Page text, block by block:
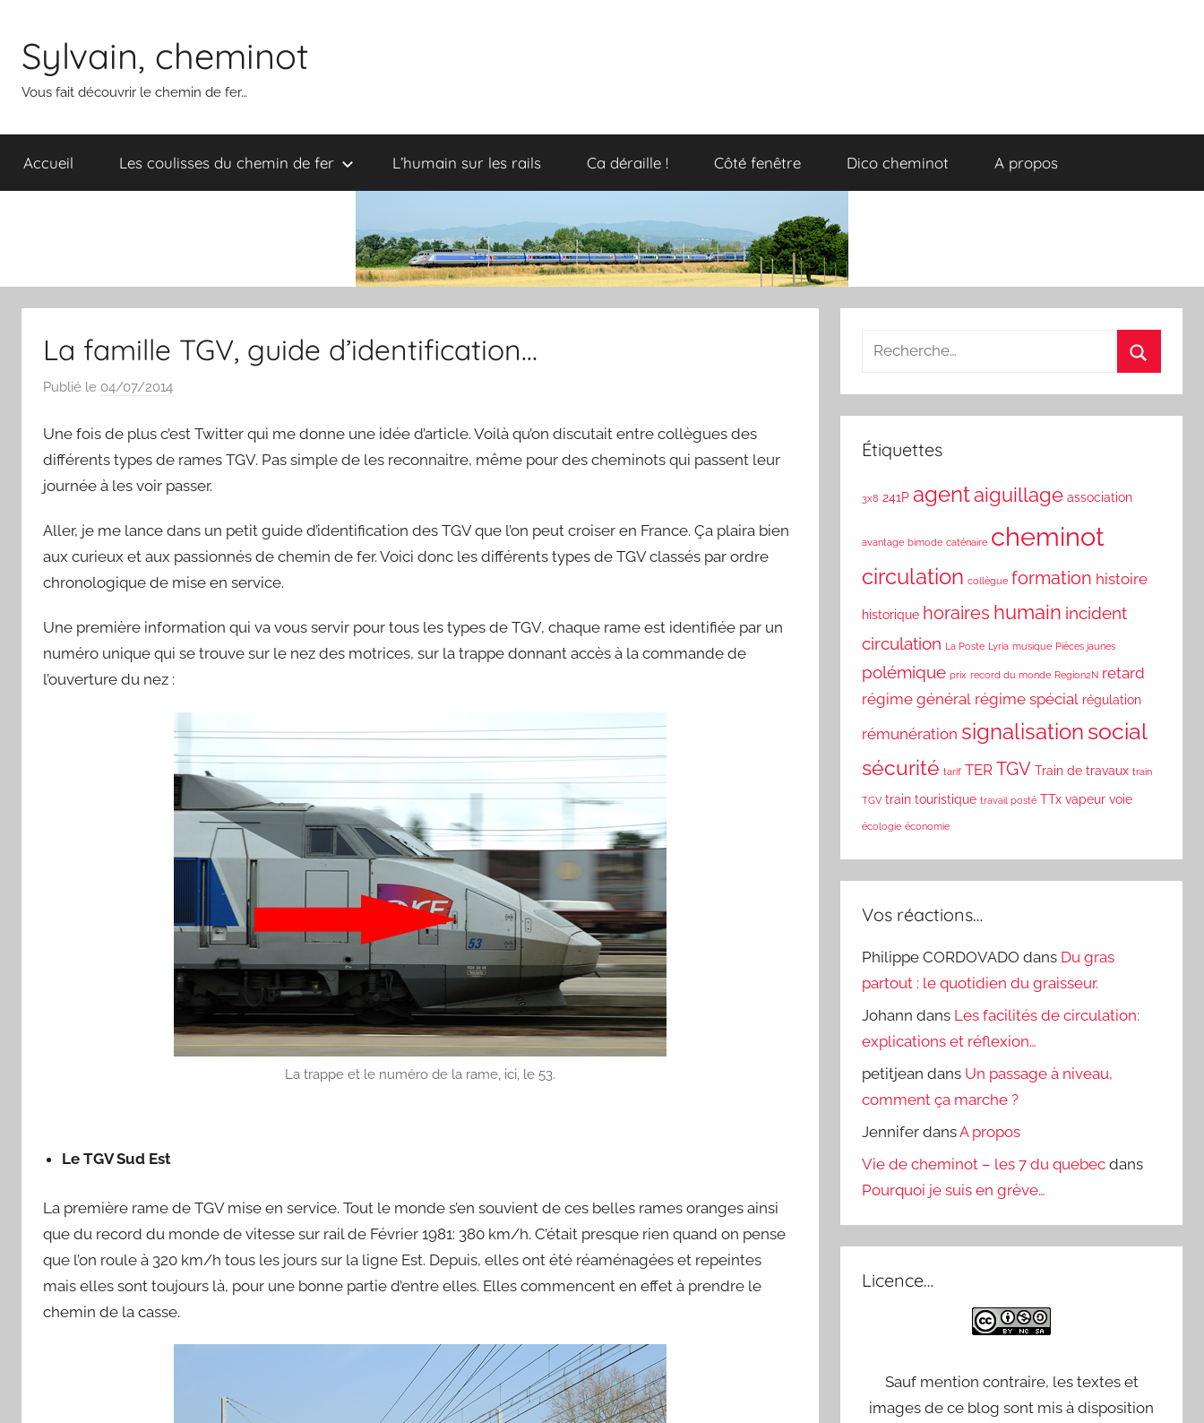
contenu
Sylvain, cheminot
Vous fait découvrir le chemin de fer…
Accueil Les coulisses du chemin de fer L’humain sur les rails Ca déraille ! Côté fenêtre Dico cheminot A propos
La famille TGV, guide d’identification…
Publié le 04/07/2014
r
S
y
v
a
o
r
d
Une fois de plus c’est Twitter qui me donne une idée d’article. Voilà qu’on discutait entre collègues des
différents types de rames TGV. Pas simple de les reconnaitre, même pour des cheminots qui passent leur
journée à les voir passer.
Aller, je me lance dans un petit guide d’identification des TGV que l’on peut croiser en France. Ça plaira bien
aux curieux et aux passionnés de chemin de fer. Voici donc les différents types de TGV classés par ordre
chronologique de mise en service.
Une première information qui va vous servir pour tous les types de TGV, chaque rame est identifiée par un
numéro unique qui se trouve sur le nez des motrices, sur la trappe donnant accès à la commande de
l’ouverture du nez :
La trappe et le numéro de la rame, ici, le 53.
Le TGV Sud Est
La première rame de TGV mise en service. Tout le monde s’en souvient de ces belles rames oranges ainsi
que du record du monde de vitesse sur rail de Février 1981: 380 km/h. C’était presque rien quand on pense
que l’on roule à 320 km/h tous les jours sur la ligne Est. Depuis, elles ont été réaménagées et repeintes
mais elles sont toujours là, pour une bonne partie d’entre elles. Elles commencent en effet à prendre le
chemin de la casse.
Étiquettes
3x8 241P agentaiguillage association
avantage bimode caténaire cheminot
circulation collègue formation histoire
historique horaires humain incident
circulation La Poste Lyria musique Pièces jaunes
polémique prix record du monde Region2N retard
régime général régime spécial régulation
rémunération signalisation social
sécurité tarif TER TGV Train de travaux train
TGV train touristique travail posté TTx vapeur voie
écologie économie
Vos réactions…
Philippe CORDOVADO dans Du gras
partout : le quotidien du graisseur.
Johann dans Les facilités de circulation:
explications et réflexion…
petitjean dans Un passage à niveau,
comment ça marche ?
Jennifer dansA propos
Vie de cheminot – les 7 du quebec dans
Pourquoi je suis en grève…
Licence…
Sauf mention contraire, les textes et
images de ce blog sont mis à disposition